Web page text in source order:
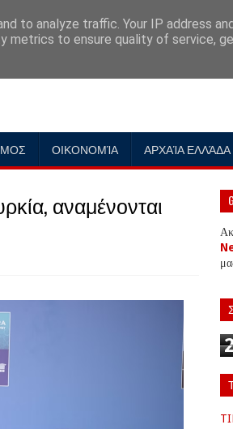
ΟΙΚΟΝΟΜΊΑ ΑΡΧΑΊΑ ΕΛΛΆΔΑ
αναμένονται
to analyze traffic. Your IP address
metrics to ensure quality of service,